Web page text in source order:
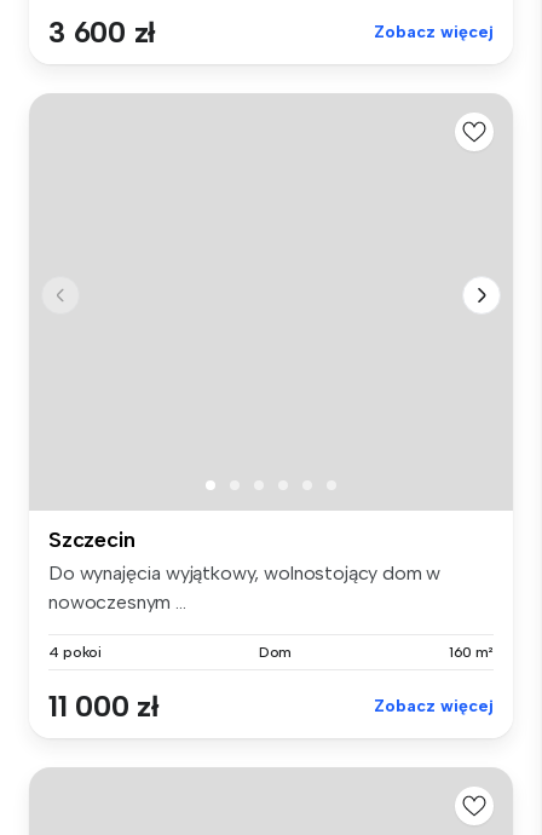
3 600 zł Zobacz więcej
Szczecin
Do wynajęcia wyjątkowy, wolnostojący dom w
nowoczesnym ...
4 pokoi Dom 160 m²
11 000 zł Zobacz więcej